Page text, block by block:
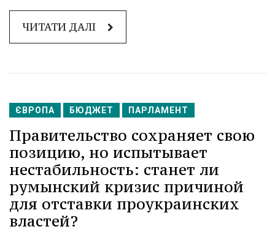
ЧИТАТИ ДАЛІ
ЄВРОПА БЮДЖЕТ ПАРЛАМЕНТ
Правительство сохраняет свою
позицию, но испытывает
нестабильность: станет ли
румынский кризис причиной
для отставки проукраинских
властей?